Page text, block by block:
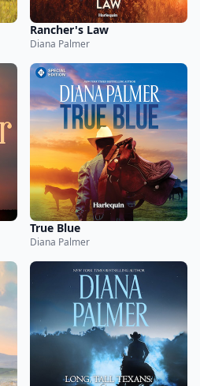
Rancher's Law
Diana Palmer
True Blue
Diana Palmer